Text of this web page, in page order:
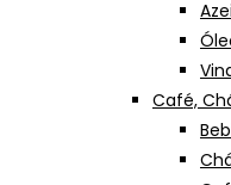
Café,